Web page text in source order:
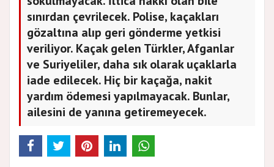
sınırdan çevrilecek. Polise, kaçakları
gözaltına alıp geri gönderme yetkisi
veriliyor. Kaçak gelen Türkler, Afganlar
ve Suriyeliler, daha sık olarak uçaklarla
iade edilecek. Hiç bir kaçağa, nakit
yardım ödemesi yapılmayacak. Bunlar,
ailesini de yanına getiremeyecek.